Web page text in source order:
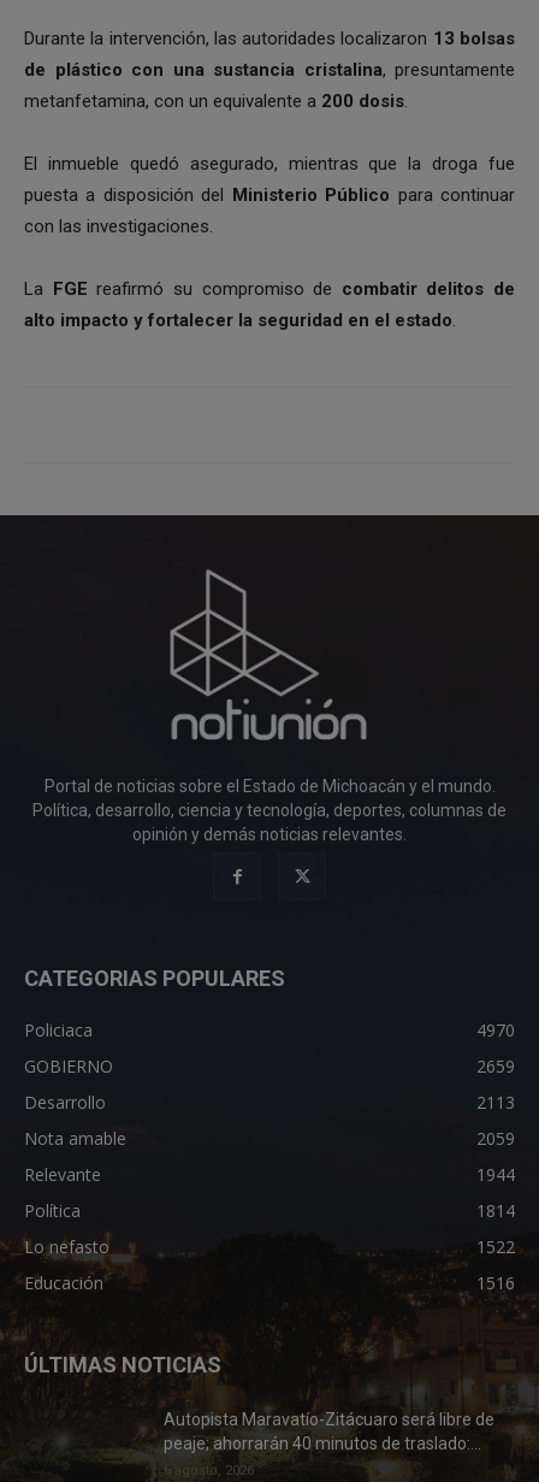
Durante la intervención, las autoridades localizaron 13 bolsas
de plástico con una sustancia cristalina, presuntamente
metanfetamina, con un equivalente a 200 dosis.
El inmueble quedó asegurado, mientras que la droga fue
puesta a disposición del Ministerio Público para continuar
con las investigaciones.
La FGE reafirmó su compromiso de combatir delitos de
alto impacto y fortalecer la seguridad en el estado.
Portal de noticias sobre el Estado de Michoacán y el mundo.
Política, desarrollo, ciencia y tecnología, deportes, columnas de
opinión y demás noticias relevantes.
CATEGORIAS POPULARES
Policiaca
4970
GOBIERNO
2659
Desarrollo
2113
Nota amable
2059
Relevante
1944
Política
1814
Lo nefasto
1522
Educación
1516
ÚLTIMAS NOTICIAS
Autopista Maravatío-Zitácuaro será libre de
peaje; ahorrarán 40 minutos de traslado:...
6 agosto, 2026